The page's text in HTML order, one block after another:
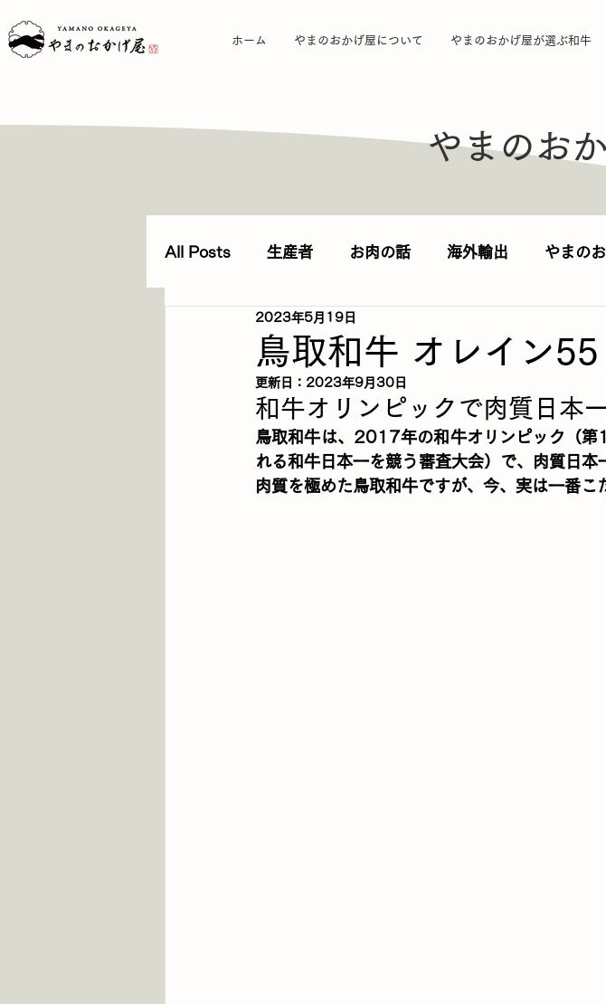
ホーム やまのおかげ屋について やまのおかげ屋が選ぶ和牛
やまのお
All Posts 生産者 お肉の話 海外輸出 やまの
レシピ集-精肉編 レシピ集-加工品編
鳥取和牛 オレイン55
2023年5月19日
更新日： 2023年9月30日
和牛オリンピックで肉質日本
鳥取和牛は、2017年の和牛オリンピック（
れる和牛日本一を競う審査大会）で、肉質日
肉質を極めた鳥取和牛ですが、今、実は一番こ